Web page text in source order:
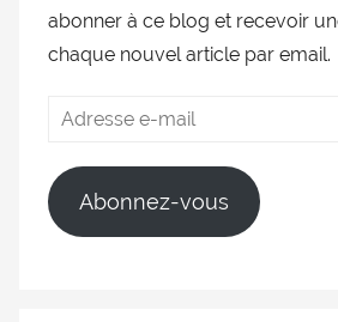
abonner à ce blog et recevoir
chaque nouvel article par email.
Abonnez-vous